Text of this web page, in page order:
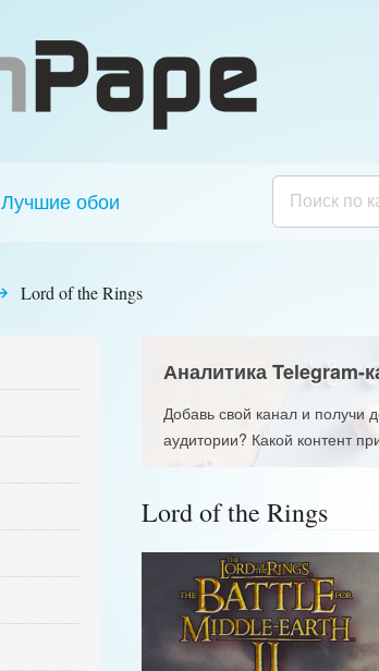
Лучшие обои
Lord of the Rings
Аналитика Telegram-
Добавь свой канал и получи
аудитории? Какой контент
Lord of the Rings